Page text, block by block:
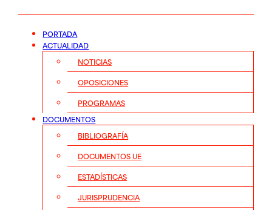
PORTADA
ACTUALIDAD
NOTICIAS
OPOSICIONES
PROGRAMAS
DOCUMENTOS
BIBLIOGRAFÍA
DOCUMENTOS UE
ESTADÍSTICAS
JURISPRUDENCIA